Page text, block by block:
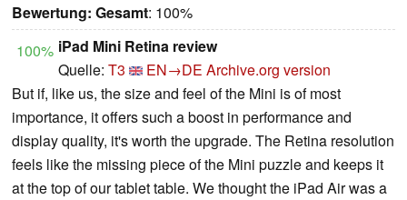
Bewertung: Gesamt: 100%
100% iPad Mini Retina review
Quelle: T3 EN→DE Archive.org version
But if, like us, the size and feel of the Mini is of most
importance, it offers such a boost in performance and
display quality, it's worth the upgrade. The Retina resolution
feels like the missing piece of the Mini puzzle and keeps it
at the top of our tablet table. We thought the iPad Air was a